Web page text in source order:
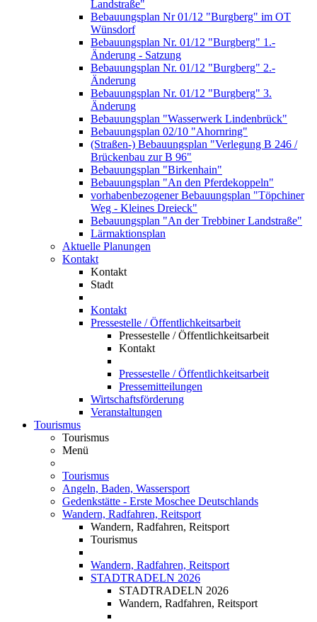
Landstraße"
Bebauungsplan Nr 01/12 "Burgberg" im OT
Wünsdorf
Bebauungsplan Nr. 01/12 "Burgberg" 1.-
Änderung - Satzung
Bebauungsplan Nr. 01/12 "Burgberg" 2.-
Änderung
Bebauungsplan Nr. 01/12 "Burgberg" 3.
Änderung
Bebauungsplan "Wasserwerk Lindenbrück"
Bebauungsplan 02/10 "Ahornring"
(Straßen-) Bebauungsplan "Verlegung B 246 /
Brückenbau zur B 96"
Bebauungsplan "Birkenhain"
Bebauungsplan "An den Pferdekoppeln"
vorhabenbezogener Bebauungsplan "Töpchiner
Weg - Kleines Dreieck"
Bebauungsplan "An der Trebbiner Landstraße"
Lärmaktionsplan
Aktuelle Planungen
Kontakt
Kontakt
Stadt
Kontakt
Pressestelle / Öffentlichkeitsarbeit
Pressestelle / Öffentlichkeitsarbeit
Kontakt
Pressestelle / Öffentlichkeitsarbeit
Pressemitteilungen
Wirtschaftsförderung
Veranstaltungen
Tourismus
Tourismus
Menü
Tourismus
Angeln, Baden, Wassersport
Gedenkstätte - Erste Moschee Deutschlands
Wandern, Radfahren, Reitsport
Wandern, Radfahren, Reitsport
Tourismus
Wandern, Radfahren, Reitsport
STADTRADELN 2026
STADTRADELN 2026
Wandern, Radfahren, Reitsport